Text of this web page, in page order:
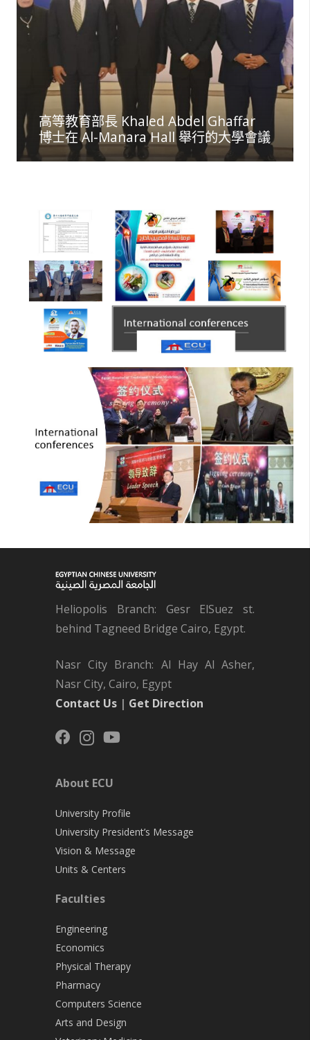
高等教育部長 Khaled Abdel Ghaffar
博士在 Al-Manara Hall 舉行的大學會議
Heliopolis Branch: Gesr ElSuez st.
behind Tagneed Bridge Cairo, Egypt.
Nasr City Branch: Al Hay Al Asher,
Nasr City, Cairo, Egypt
Contact Us | Get Direction
About ECU
University Profile
University President’s Message
Vision & Message
Units & Centers
Faculties
Engineering
Economics
Physical Therapy
Pharmacy
Computers Science
Arts and Design